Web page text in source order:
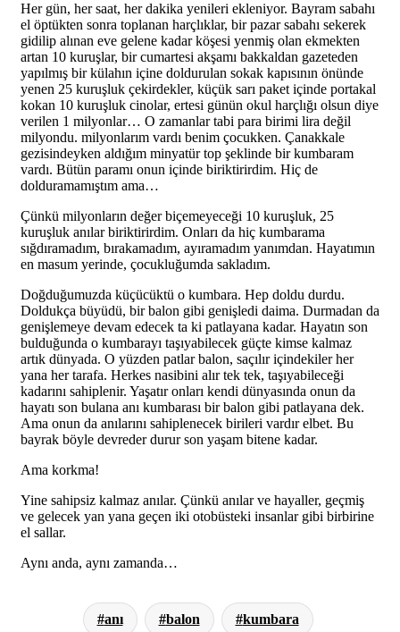
Her gün, her saat, her dakika yenileri ekleniyor. Bayram sabahı
el öptükten sonra toplanan harçlıklar, bir pazar sabahı sekerek
gidilip alınan eve gelene kadar köşesi yenmiş olan ekmekten
artan 10 kuruşlar, bir cumartesi akşamı bakkaldan gazeteden
yapılmış bir külahın içine doldurulan sokak kapısının önünde
yenen 25 kuruşluk çekirdekler, küçük sarı paket içinde portakal
kokan 10 kuruşluk cinolar, ertesi günün okul harçlığı olsun diye
verilen 1 milyonlar… O zamanlar tabi para birimi lira değil
milyondu. milyonlarım vardı benim çocukken. Çanakkale
gezisindeyken aldığım minyatür top şeklinde bir kumbaram
vardı. Bütün paramı onun içinde biriktirirdim. Hiç de
dolduramamıştım ama…
Çünkü milyonların değer biçemeyeceği 10 kuruşluk, 25
kuruşluk anılar biriktirirdim. Onları da hiç kumbarama
sığdıramadım, bırakamadım, ayıramadım yanımdan. Hayatımın
en masum yerinde, çocukluğumda sakladım.
Doğduğumuzda küçücüktü o kumbara. Hep doldu durdu.
Doldukça büyüdü, bir balon gibi genişledi daima. Durmadan da
genişlemeye devam edecek ta ki patlayana kadar. Hayatın son
bulduğunda o kumbarayı taşıyabilecek güçte kimse kalmaz
artık dünyada. O yüzden patlar balon, saçılır içindekiler her
yana her tarafa. Herkes nasibini alır tek tek, taşıyabileceği
kadarını sahiplenir. Yaşatır onları kendi dünyasında onun da
hayatı son bulana anı kumbarası bir balon gibi patlayana dek.
Ama onun da anılarını sahiplenecek birileri vardır elbet. Bu
bayrak böyle devreder durur son yaşam bitene kadar.
Ama korkma!
Yine sahipsiz kalmaz anılar. Çünkü anılar ve hayaller, geçmiş
ve gelecek yan yana geçen iki otobüsteki insanlar gibi birbirine
el sallar.
Aynı anda, aynı zamanda…
anı balon kumbara